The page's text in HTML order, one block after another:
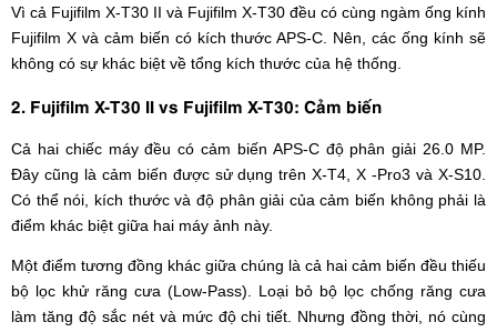
Vì cả Fujifilm X-T30 II và Fujifilm X-T30 đều có cùng ngàm ống kính
Fujifilm X và cảm biến có kích thước APS-C. Nên, các ống kính sẽ
không có sự khác biệt về tổng kích thước của hệ thống.
2. Fujifilm X-T30 II vs Fujifilm X-T30: Cảm biến
Cả hai chiếc máy đều có cảm biến APS-C độ phân giải 26.0 MP.
Đây cũng là cảm biến được sử dụng trên X-T4, X -Pro3 và X-S10.
Có thể nói, kích thước và độ phân giải của cảm biến không phải là
điểm khác biệt giữa hai máy ảnh này.
Một điểm tương đồng khác giữa chúng là cả hai cảm biến đều thiếu
bộ lọc khử răng cưa (Low-Pass). Loại bỏ bộ lọc chống răng cưa
làm tăng độ sắc nét và mức độ chi tiết. Nhưng đồng thời, nó cùng